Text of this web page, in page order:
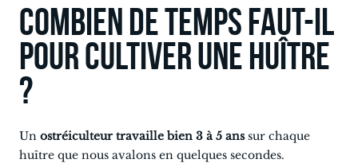
Combien de temps faut-il
pour cultiver une huître
?
Un ostréiculteur travaille bien 3 à 5 anssur chaque
huître que nous avalons en quelques secondes.